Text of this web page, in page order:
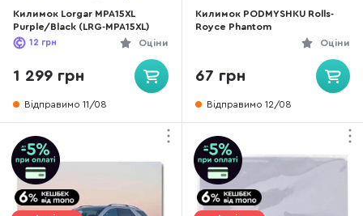
Килимок Lorgar MPA15XL
Purple/Black (LRG-MPA15XL)
Оціни
12 грн
1 299 грн
Відправимо 11/08
Килимок PODMYSHKU Rolls-
Royce Phantom
Оціни
67 грн
Відправимо 12/08